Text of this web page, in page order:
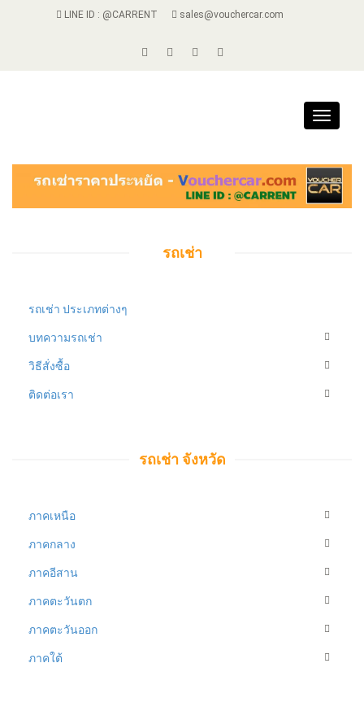
LINE ID : @CARRENT sales@vouchercar.com
Toggle
รถเช่า
รถเช่า ประเภทต่างๆ
บทความรถเช่า
วิธีสั่งซื้อ
ติดต่อเรา
รถเช่า จังหวัด
ภาคเหนือ
ภาคกลาง
ภาคอีสาน
ภาคตะวันตก
ภาคตะวันออก
ภาคใต้